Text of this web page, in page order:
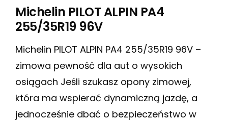
Michelin PILOT ALPIN PA4
255/35R19 96V
Michelin PILOT ALPIN PA4 255/35R19 96V –
zimowa pewność dla aut o wysokich
osiągach Jeśli szukasz opony zimowej,
która ma wspierać dynamiczną jazdę, a
jednocześnie dbać o bezpieczeństwo w